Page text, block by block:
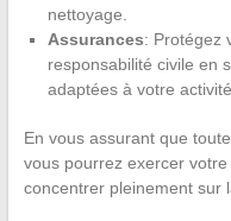
nettoyage.
Assurances: Protégez
responsabilité civile en
adaptées à votre activité.
En vous assurant que
vous pourrez exercer
concentrer pleinement sur